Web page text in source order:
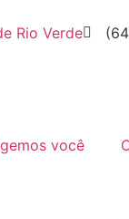
Rio Verde
você